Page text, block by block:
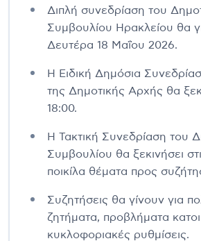
Διπλή συνεδρίαση του
Συμβουλίου Ηρακλείου θα
Δευτέρα 18 Μαΐου 2026.
Η Ειδική Δημόσια
της Δημοτικής Αρχής θα
18:00.
Η Τακτική Συνεδρίαση του
Συμβουλίου θα ξεκινήσει
ποικίλα θέματα προς
Συζητήσεις θα γίνουν για
ζητήματα, προβλήματα
κυκλοφοριακές ρυθμίσεις.